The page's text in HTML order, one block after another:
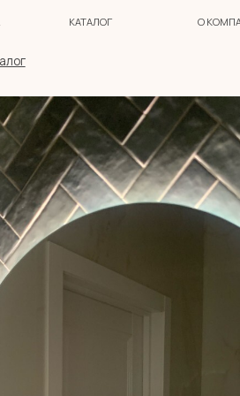
КАТАЛОГ О КОМПАНИИ